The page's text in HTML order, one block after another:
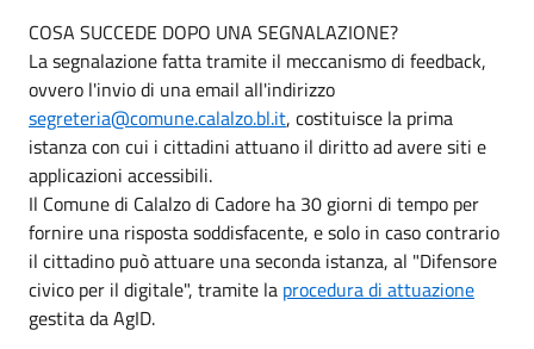
COSA SUCCEDE DOPO UNA SEGNALAZIONE?
La segnalazione fatta tramite il meccanismo di feedback,
ovvero l'invio di una email all'indirizzo
segreteria@comune.calalzo.bl.it, costituisce la prima
istanza con cui i cittadini attuano il diritto ad avere siti e
applicazioni accessibili.
Il Comune di Calalzo di Cadore ha 30 giorni di tempo per
fornire una risposta soddisfacente, e solo in caso contrario
il cittadino può attuare una seconda istanza, al "Difensore
civico per il digitale", tramite la procedura di attuazione
gestita da AgID.